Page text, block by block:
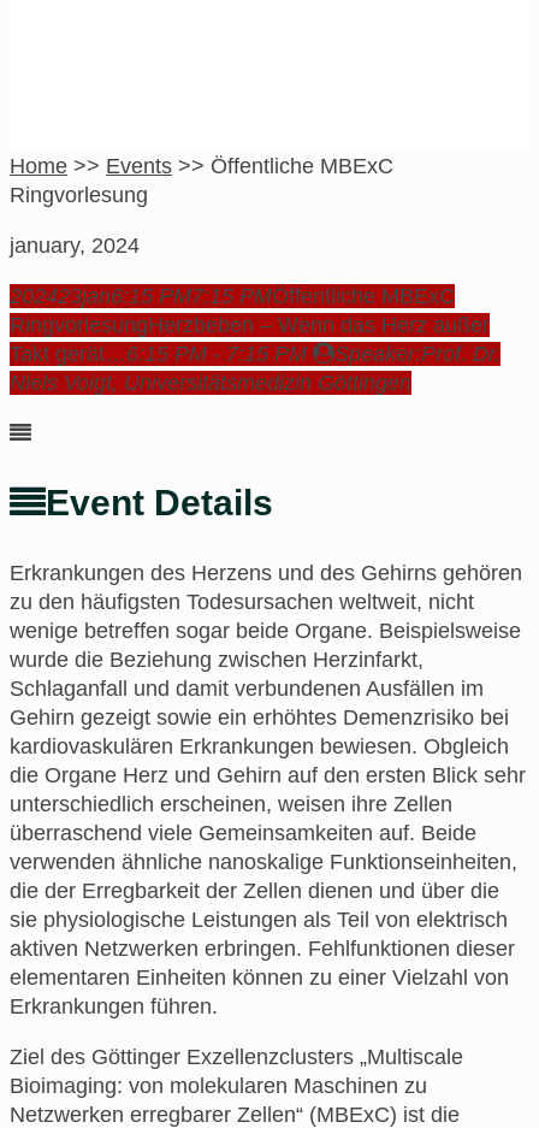
Home >> Events >> Öffentliche MBExC
Ringvorlesung
january, 2024
202423jan6:15 PM7:15 PMÖffentliche MBExC
RingvorlesungHerzbeben – Wenn das Herz außer
Takt gerät…6:15 PM - 7:15 PM Speaker:Prof. Dr.
Niels Voigt, Universitätsmedizin Göttingen
Event Details
Erkrankungen des Herzens und des Gehirns gehören
zu den häufigsten Todesursachen weltweit, nicht
wenige betreffen sogar beide Organe. Beispielsweise
wurde die Beziehung zwischen Herzinfarkt,
Schlaganfall und damit verbundenen Ausfällen im
Gehirn gezeigt sowie ein erhöhtes Demenzrisiko bei
kardiovaskulären Erkrankungen bewiesen. Obgleich
die Organe Herz und Gehirn auf den ersten Blick sehr
unterschiedlich erscheinen, weisen ihre Zellen
überraschend viele Gemeinsamkeiten auf. Beide
verwenden ähnliche nanoskalige Funktionseinheiten,
die der Erregbarkeit der Zellen dienen und über die
sie physiologische Leistungen als Teil von elektrisch
aktiven Netzwerken erbringen. Fehlfunktionen dieser
elementaren Einheiten können zu einer Vielzahl von
Erkrankungen führen.
Ziel des Göttinger Exzellenzclusters „Multiscale
Bioimaging: von molekularen Maschinen zu
Netzwerken erregbarer Zellen“ (MBExC) ist die